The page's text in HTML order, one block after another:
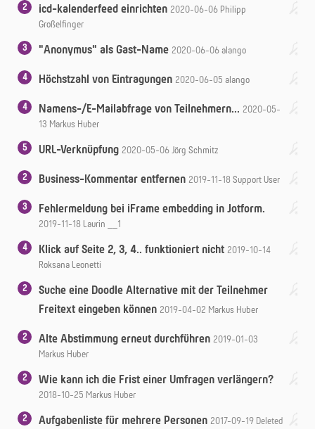
2 icd-kalenderfeed einrichten 2020-06-06 Philipp
Großelfinger
3 "Anonymus" als Gast-Name 2020-06-06 alango
4 Höchstzahl von Eintragungen 2020-06-05 alango
4 Namens-/E-Mailabfrage von Teilnehmern... 2020-05-
13 Markus Huber
5 URL-Verknüpfung 2020-05-06 Jörg Schmitz
2 Business-Kommentar entfernen 2019-11-18 Support User
3 Fehlermeldung bei iFrame embedding in Jotform.
2019-11-18 Laurin __1
4 Klick auf Seite 2, 3, 4.. funktioniert nicht 2019-10-14
Roksana Leonetti
2
Suche eine Doodle Alternative mit der Teilnehmer
Freitext eingeben können 2019-04-02 Markus Huber
2 Alte Abstimmung erneut durchführen 2019-01-03
Markus Huber
2 Wie kann ich die Frist einer Umfragen verlängern?
2018-10-25 Markus Huber
2 Aufgabenliste für mehrere Personen 2017-09-19 Deleted